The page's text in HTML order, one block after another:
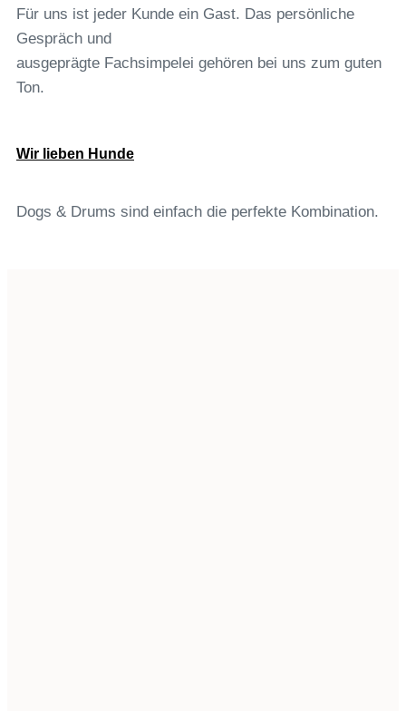
Für uns ist jeder Kunde ein Gast. Das persönliche
Gespräch und
ausgeprägte Fachsimpelei gehören bei uns zum guten
Ton.
Wir lieben Hunde
Dogs & Drums sind einfach die perfekte Kombination.